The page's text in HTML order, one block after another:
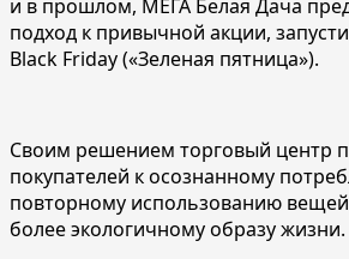
и в прошлом, МЕГА Белая Дача
подход к привычной акции,
Black Friday («Зеленая пятница»).
Своим решением торговый центр
покупателей к осознанному
повторному использованию вещей
более экологичному образу жизни.